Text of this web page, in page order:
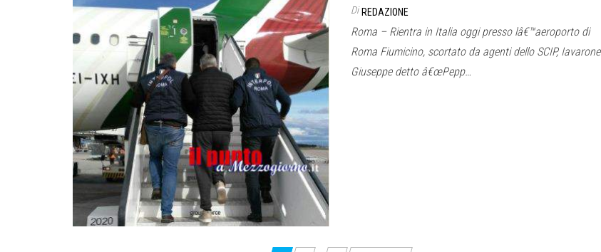
Di REDAZIONE
Roma – Rientra in Italia oggi presso lâ€™aeroporto di
Roma Fiumicino, scortato da agenti dello SCIP, Iavarone
Giuseppe detto â€œPepp…